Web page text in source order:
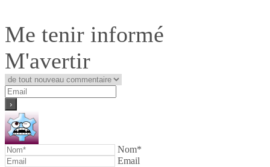
Me tenir informé
M'avertir
Nom*
Email